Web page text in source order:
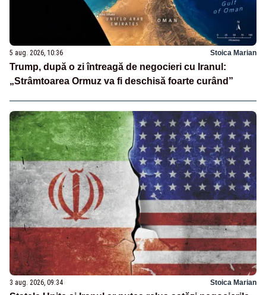
5 aug. 2026, 10:36 Stoica Marian
Trump, după o zi întreagă de negocieri cu Iranul:
„Strâmtoarea Ormuz va fi deschisă foarte curând”
3 aug. 2026, 09:34 Stoica Marian